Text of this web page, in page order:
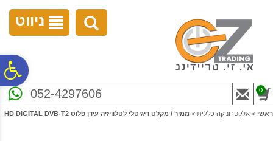
נגישות
ניווט
052-4297606 0
ראשי > אלקטרוניקה כללית > ממיר / מקלט דיגיטלי לטלוויזיה עידן פלוס HD DIGITAL DVB-T2